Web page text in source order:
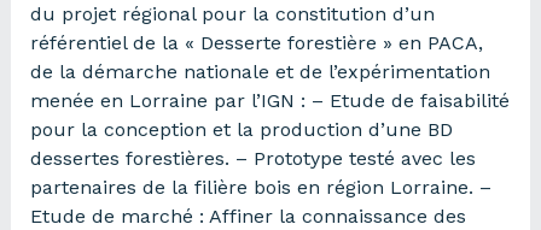
du projet régional pour la constitution d’un
référentiel de la « Desserte forestière » en PACA,
de la démarche nationale et de l’expérimentation
menée en Lorraine par l’IGN : – Etude de faisabilité
pour la conception et la production d’une BD
dessertes forestières. – Prototype testé avec les
partenaires de la filière bois en région Lorraine. –
Etude de marché : Affiner la connaissance des